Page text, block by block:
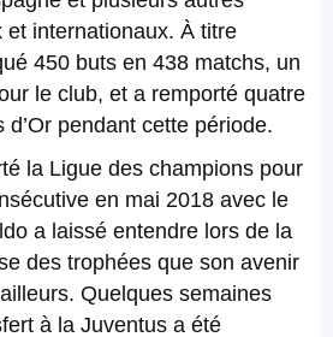
et internationaux. À titre
450 buts en 438 matchs, un
le club, et a remporté quatre
pendant cette période.
la Ligue des champions pour
en mai 2018 avec le
a laissé entendre lors de la
des trophées que son avenir
Quelques semaines
à la Juventus a été